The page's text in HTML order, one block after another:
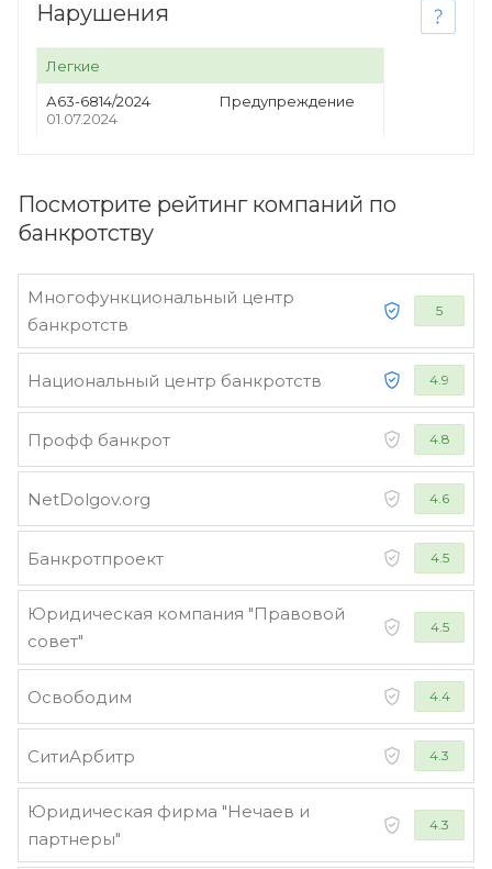
Нарушения
Легкие
А63-6814/2024
01.07.2024
Предупреждение
Посмотрите рейтинг компаний по
банкротству
Многофункциональный центр
банкротств
5
Национальный центр банкротств 4.9
Профф банкрот 4.8
NetDolgov.org 4.6
Банкротпроект 4.5
Юридическая компания "Правовой
совет"
4.5
Освободим 4.4
СитиАрбитр 4.3
Юридическая фирма "Нечаев и
партнеры"
4.3